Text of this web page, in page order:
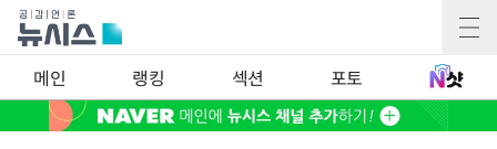
메인 랭킹 섹션 포토